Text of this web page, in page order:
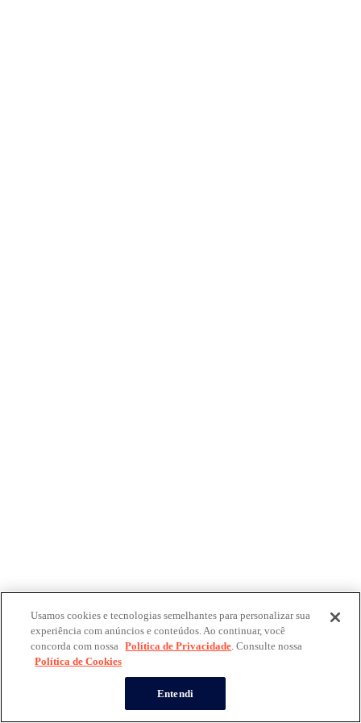
Usamos cookies e tecnologias semelhantes para personalizar sua
experiência com anúncios e conteúdos. Ao continuar, você
concorda com nossa Política de Privacidade. Consulte nossa
Política de Cookies
Entendi